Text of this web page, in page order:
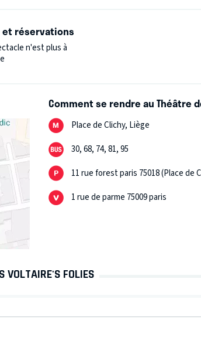
et réservations
n'est plus à
Comment se rendre au Théâtre
Place de Clichy, Liège
30, 68, 74, 81, 95
11 rue forest paris 75018 (Place de
1 rue de parme 75009 paris
VOLTAIRE'S FOLIES